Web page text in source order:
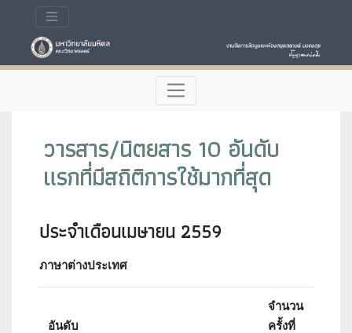
วารสาร/นิตยสาร 10 อันดับ
แรกที่มีสถิติการใช้มากที่สุด
ประจำเดือนเมษายน 2559
ภาษาต่างประเทศ
อันดับ
จำนวน
ครั้งที่